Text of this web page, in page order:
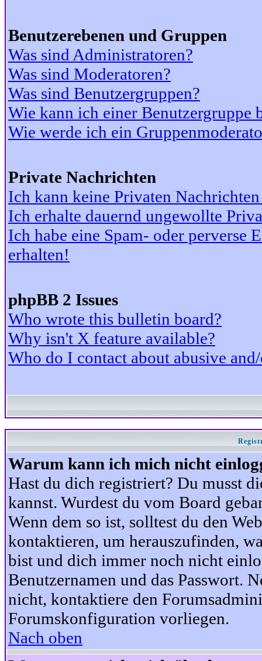
Benutzerebenen und Gruppen
Was sind Administratoren?
Was sind Moderatoren?
Was sind Benutzergruppen?
Wie kann ich einer Benutzergruppe
Wie werde ich ein
Private Nachrichten
Ich kann keine Privaten
Ich erhalte dauernd ungewollte
Ich habe eine Spam- oder perverse
erhalten!
phpBB 2 Issues
Who wrote this bulletin board?
Why isn't X feature available?
Who do I contact about abusive
Warum kann ich mich nicht
Hast du dich registriert? Du musst
kannst. Wurdest du vom Board
Wenn dem so ist, solltest du den
kontaktieren, um herauszufinden,
bist und dich immer noch nicht
Benutzernamen und das Passwort.
nicht, kontaktiere den
Forumskonfiguration vorliegen.
Nach oben